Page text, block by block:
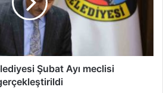
Şubat Ayı meclisi